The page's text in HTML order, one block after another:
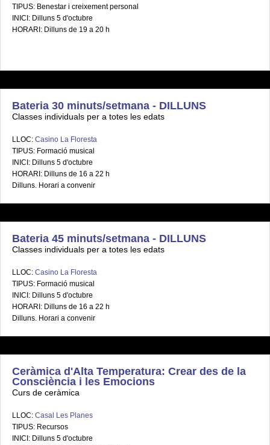
TIPUS: Benestar i creixement personal
INICI: Dilluns 5 d'octubre
HORARI: Dilluns de 19 a 20 h
Bateria 30 minuts/setmana - DILLUNS
Classes individuals per a totes les edats
LLOC: Casino La Floresta
TIPUS: Formació musical
INICI: Dilluns 5 d'octubre
HORARI: Dilluns de 16 a 22 h
Dilluns. Horari a convenir
Bateria 45 minuts/setmana - DILLUNS
Classes individuals per a totes les edats
LLOC: Casino La Floresta
TIPUS: Formació musical
INICI: Dilluns 5 d'octubre
HORARI: Dilluns de 16 a 22 h
Dilluns. Horari a convenir
Ceràmica d'Alta Temperatura: Crear des de la
Consciència i les Emocions
Curs de ceràmica
LLOC: Casal Les Planes
TIPUS: Recursos
INICI: Dilluns 5 d'octubre